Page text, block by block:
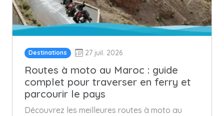
Destinations 27 juil. 2026
Routes à moto au Maroc : guide
complet pour traverser en ferry et
parcourir le pays
Découvrez les meilleures routes à moto au